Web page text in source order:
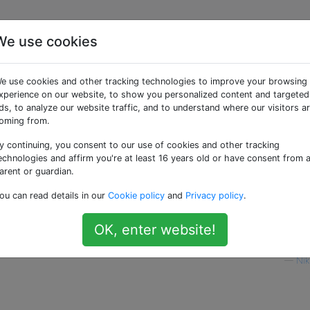
finden
mich auf die Saison vor. Momentan habe ich eine
3 Jahreszeiten benutze, aber ehrlich gesagt mag
Verwendung eines Knöchelbandes und nicht ganz
fernzuhalten, aber ich weiß nicht, wie sie mit Schnee
die körperbetonter ist und sowohl bei Regen als
—
use cookies
use cookies and other tracking technologies to improve your browsing
on our website, to show you personalized content and targeted
to analyze our website traffic, and to understand where our visitors
from.
continuing, you consent to our use of cookies and other tracking
and affirm you're at least 16 years old or have consent from a
or guardian.
can read details in our Cookie policy and Privacy policy.
OK, enter website!